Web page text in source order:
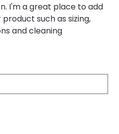
I'm a great place to add
such as sizing,
and cleaning